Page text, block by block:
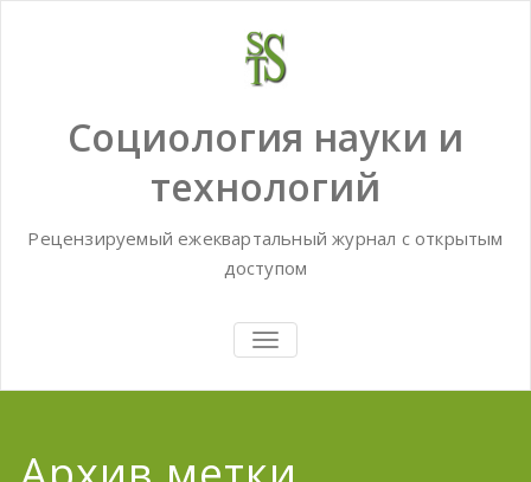
Социология науки и
технологий
Рецензируемый ежеквартальный журнал с открытым
доступом
TOGGLE
NAVIGATION